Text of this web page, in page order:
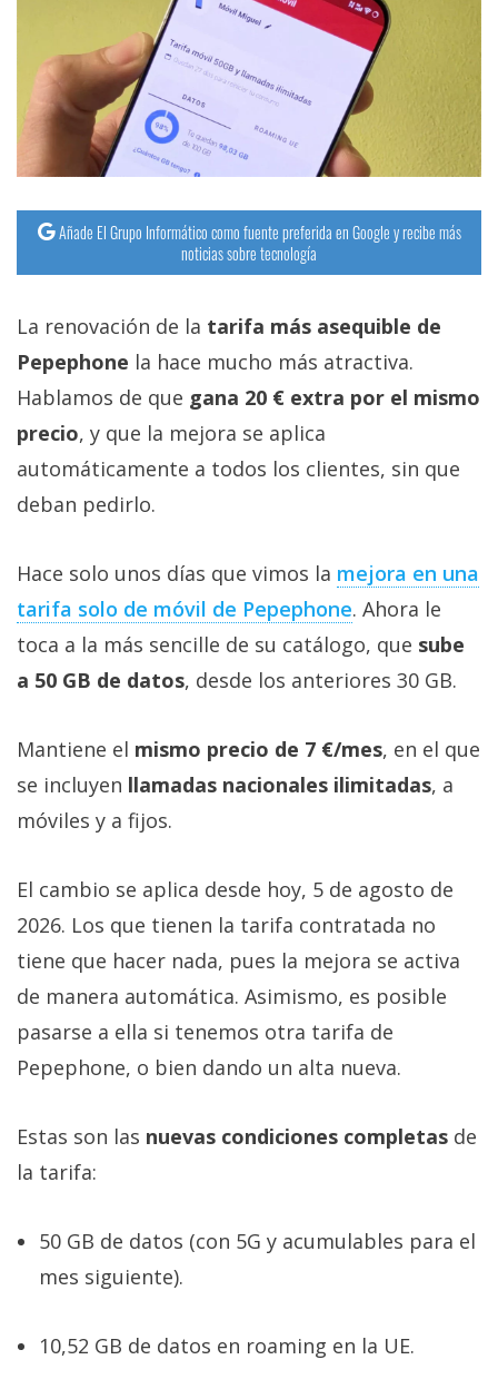
Añade El Grupo Informático como fuente preferida en Google y recibe más
noticias sobre tecnología
La renovación de la tarifa más asequible de
Pepephone la hace mucho más atractiva.
Hablamos de que gana 20 € extra por el mismo
precio, y que la mejora se aplica
automáticamente a todos los clientes, sin que
deban pedirlo.
Hace solo unos días que vimos la mejora en una
tarifa solo de móvil de Pepephone‎. Ahora le
toca a la más sencille de su catálogo, que sube
a 50 GB de datos, desde los anteriores 30 GB.
Mantiene el mismo precio de 7 €/mes, en el que
se incluyen llamadas nacionales ilimitadas, a
móviles y a fijos.
El cambio se aplica desde hoy, 5 de agosto de
2026. Los que tienen la tarifa contratada no
tiene que hacer nada, pues la mejora se activa
de manera automática. Asimismo, es posible
pasarse a ella si tenemos otra tarifa de
Pepephone, o bien dando un alta nueva.
Estas son las nuevas condiciones completas de
la tarifa:
50 GB de datos (con 5G y acumulables para el
mes siguiente).
10,52 GB de datos en roaming en la UE.